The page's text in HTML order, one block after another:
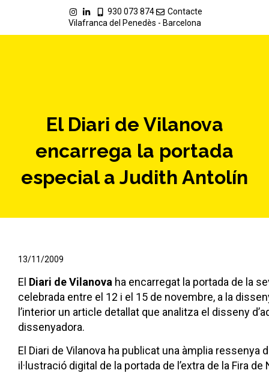
930 073 874
Contacte
Vilafranca del Penedès - Barcelona
El Diari de Vilanova
encarrega la portada
especial a Judith Antolín
13/11/2009
El Diari de Vilanova ha encarregat la portada de la
celebrada entre el 12 i el 15 de novembre, a la
l’interior un article detallat que analitza el disseny
dissenyadora.
El Diari de Vilanova ha publicat una àmplia
il·lustració digital de la portada de l’extra de la Fira